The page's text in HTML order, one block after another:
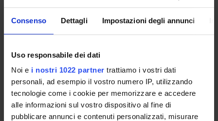
Consenso Dettagli Impostazioni degli annunci
Uso responsabile dei dati
Noi e i nostri 1022 partner trattiamo i vostri dati
personali, ad esempio il vostro numero IP, utilizzando
tecnologie come i cookie per memorizzare e accedere
alle informazioni sul vostro dispositivo al fine di
pubblicare annunci e contenuti personalizzati, misurare
Course news
Seminars related to the course
LESSON TIMETABLE
Go to lesson schedule